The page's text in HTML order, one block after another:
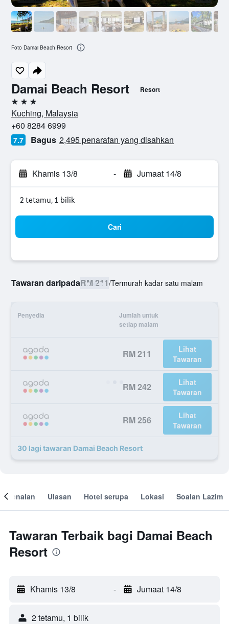
Damai Beach Resort Resort
3 bintang
Kuching, Malaysia
+60 8284 6999
7.7 Bagus 2,495 penarafan yang disahkan
Khamis 13/8 - Jumaat 14/8
2 tetamu, 1 bilik
Cari
Tawaran daripadaRM 211/Termurah kadar satu malam
Penyedia
Jumlah untuk
setiap malam
RM 211
Lihat
Tawaran
RM 242
Lihat
Tawaran
RM 256
Lihat
Tawaran
30 lagi tawaran Damai Beach Resort
Foto Damai Beach Resort
Ulasan Hotel serupa Lokasi Soalan Lazim
Tawaran Terbaik bagi Damai Beach
Resort
Khamis 13/8 - Jumaat 14/8
2 tetamu, 1 bilik